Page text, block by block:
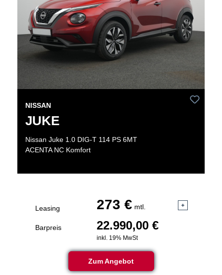
NISSAN
JUKE
Nissan Juke 1.0 DIG-T 114 PS 6MT
ACENTA NC Komfort
Leasing 273 € mtl.
Barpreis 22.990,00 €
inkl. 19% MwSt
Zum Angebot